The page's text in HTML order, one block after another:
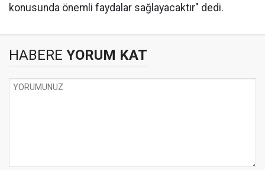
konusunda önemli faydalar sağlayacaktır" dedi.
HABERE YORUM KAT